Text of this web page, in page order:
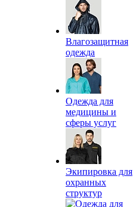
Влагозащитная
одежда
Одежда для
медицины и
сферы услуг
Экипировка для
охранных
структур